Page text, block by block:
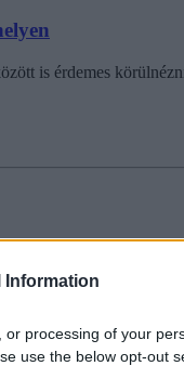
Information
processing of your
use the below opt-out
is érdemes
ki a Szépművészeti